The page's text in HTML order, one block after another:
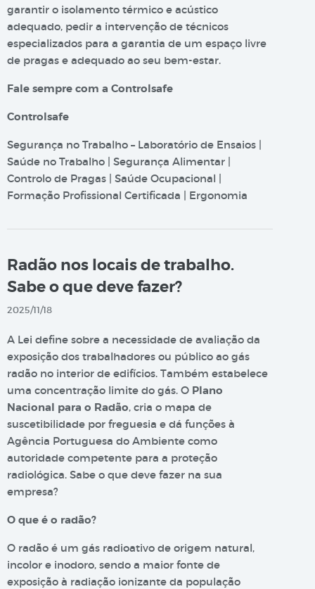
garantir o isolamento térmico e acústico
adequado, pedir a intervenção de técnicos
especializados para a garantia de um espaço livre
de pragas e adequado ao seu bem-estar.
Fale sempre com a Controlsafe
Controlsafe
Segurança no Trabalho – Laboratório de Ensaios |
Saúde no Trabalho | Segurança Alimentar |
Controlo de Pragas | Saúde Ocupacional |
Formação Profissional Certificada | Ergonomia
Radão nos locais de trabalho.
Sabe o que deve fazer?
2025/11/18
A Lei define sobre a necessidade de avaliação da
exposição dos trabalhadores ou público ao gás
radão no interior de edifícios. Também estabelece
uma concentração limite do gás. O Plano
Nacional para o Radão, cria o mapa de
suscetibilidade por freguesia e dá funções à
Agência Portuguesa do Ambiente como
autoridade competente para a proteção
radiológica. Sabe o que deve fazer na sua
empresa?
O que é o radão?
O radão é um gás radioativo de origem natural,
incolor e inodoro, sendo a maior fonte de
exposição à radiação ionizante da população